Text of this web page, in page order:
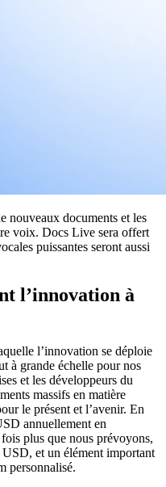
nouveaux documents et les
voix. Docs Live sera offert
puissantes seront aussi
l’innovation à
l’innovation se déploie
à grande échelle pour nos
et les développeurs du
massifs en matière
le présent et l’avenir. En
annuellement en
plus que nous prévoyons,
et un élément important
personnalisé.